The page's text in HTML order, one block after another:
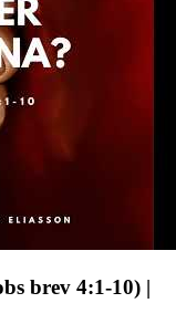
brev 4:1-10) |